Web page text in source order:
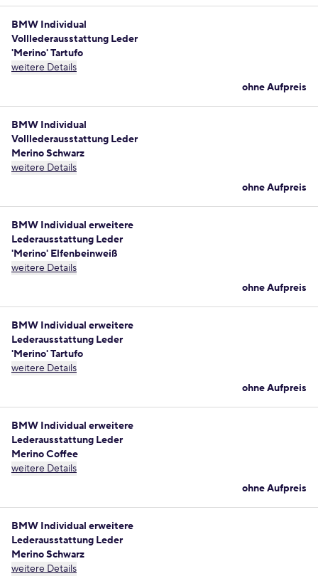
BMW Individual
Volllederausstattung Leder
'Merino' Tartufo
weitere Details
ohne Aufpreis
BMW Individual
Volllederausstattung Leder
Merino Schwarz
weitere Details
ohne Aufpreis
BMW Individual erweitere
Lederausstattung Leder
'Merino' Elfenbeinweiß
weitere Details
ohne Aufpreis
BMW Individual erweitere
Lederausstattung Leder
'Merino' Tartufo
weitere Details
ohne Aufpreis
BMW Individual erweitere
Lederausstattung Leder
Merino Coffee
weitere Details
ohne Aufpreis
BMW Individual erweitere
Lederausstattung Leder
Merino Schwarz
weitere Details